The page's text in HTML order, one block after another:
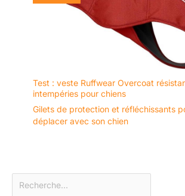
Test : veste Ruffwear Overcoat
intempéries pour chiens
Gilets de protection et réfléchissants
déplacer avec son chien